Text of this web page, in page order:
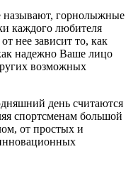
называют, горнолыжные
каждого любителя
нее зависит то, как
надежно Ваше лицо
возможных
день считаются
спортсменам большой
от простых и